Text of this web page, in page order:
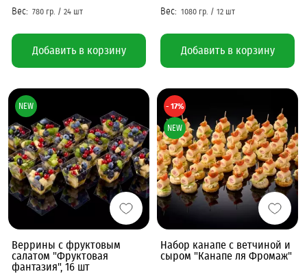
Добавить в корзину Добавить в корзину
Веррины с фруктовым
салатом "Фруктовая
фантазия", 16 шт
NEW
Набор канапе с ветчиной и
сыром "Канапе ля Фромаж"
- 17%
NEW